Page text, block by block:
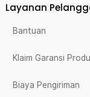
Layanan
Bantuan
Klaim Garansi
Biaya Pengiriman